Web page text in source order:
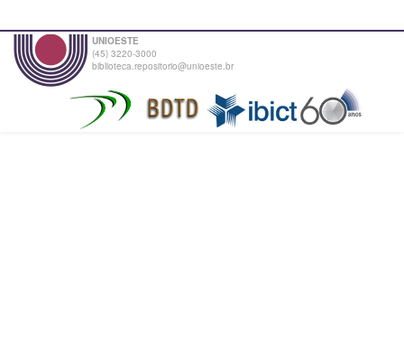
UNIOESTE
(45) 3220-3000
biblioteca.repositorio@unioeste.br